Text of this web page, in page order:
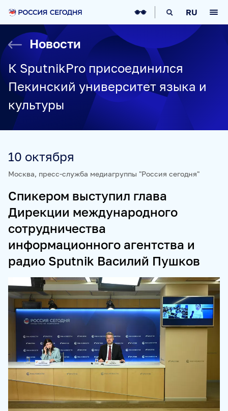
О НАС
О МЕДИАГРУППЕ
ИСТОРИЯ
СОЦИАЛЬНАЯ ОТВЕТСТВЕННОСТЬ
РУКОВОДСТВО
КАРЬЕРА
СТАЖИРОВКА
IT-ВОЗМОЖНОСТИ
НАГРАДЫ
НАШИ СМИ
РИА НОВОСТИ
СОЦИАЛЬНЫЙ НАВИГАТОР
ПРОЕКТЫ
SPUTNIKPRO
КОНКУРС ИМЕНИ СТЕНИНА
ФЕСТИВАЛЬ KOKTEBEL JAZZ PARTY
ПОЖАЛУЙСТА, ДЫШИТЕ!
ПРОДУКТЫ И СЕРВИСЫ
НОВОСТНЫЕ ЛЕНТЫ
РЕКЛАМА И СПЕЦПРОЕКТЫ
МЕДИАФАСАД
РЕЙТИНГИ И АНАЛИТИКА
БАЗА АНОНСОВ
ПЕРЕВОДЫ
ФОТОХОСТИНГИ
ФОТОВЫСТАВКИ
МУЛЬТИМЕДИЙНЫЙ ПРЕСС-ЦЕНТР
RU
Новости
К SputnikPro присоединился
Пекинский университет языка и
культуры
10 октября
Москва, пресс-служба медиагруппы "Россия сегодня"
Спикером выступил глава
Дирекции международного
сотрудничества
информационного агентства и
радио Sputnik Василий Пушков